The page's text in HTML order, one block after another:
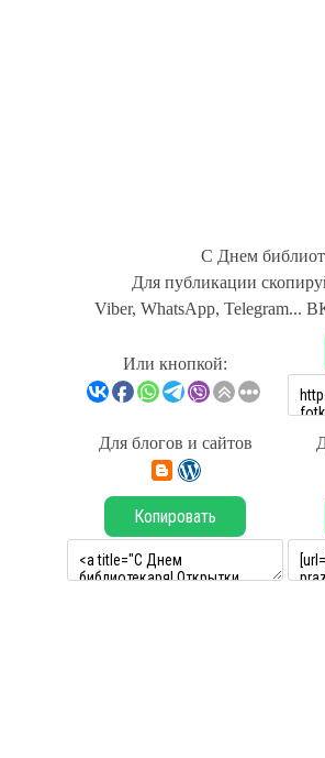
С Днем
Для публикации
Viber, WhatsApp, Telegram...
Или кнопкой:
Для блогов и сайтов
Копировать